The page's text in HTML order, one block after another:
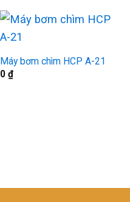
Máy bơm chìm HCP A-21
0 ₫